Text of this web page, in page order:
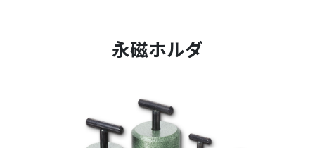
永磁ホルダ